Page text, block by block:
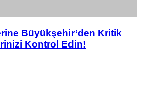
Büyükşehir’den Kritik
Kontrol Edin!